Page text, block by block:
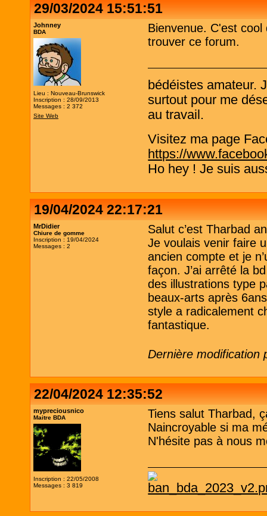
29/03/2024 15:51:51
Johnney
BDA
Lieu : Nouveau-Brunswick
Inscription : 28/09/2013
Messages : 2 372
Site Web
Bienvenue. C'est
trouver ce forum.
bédéistes amateur.
surtout pour me
au travail.
Visitez ma page
https://
Ho hey ! Je suis
19/04/2024 22:17:21
MrDidier
Chiure de gomme
Inscription : 19/04/2024
Messages : 2
Salut c’est Tharbad
Je voulais venir faire
ancien compte et je
façon. J’ai arrêté la
des illustrations type
beaux-arts après
style a radicalement
fantastique.
Dernière modification
22/04/2024 12:35:52
mypreciousnico
Maitre BDA
Inscription : 22/05/2008
Messages : 3 819
Tiens salut Tharbad,
Naincroyable si ma
N'hésite pas à nous